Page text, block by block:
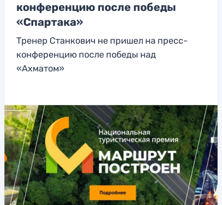
конференцию после победы
«Спартака»
Тренер Станкович не пришел на пресс-
конференцию после победы над
«Ахматом»